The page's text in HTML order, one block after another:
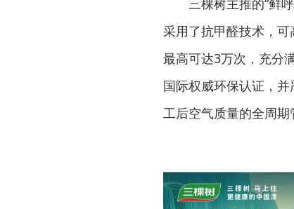
三棵树主推的“鲜
采用了抗甲醛技术，
最高可达3万次，充分
国际权威环保认证，
工后空气质量的全周期